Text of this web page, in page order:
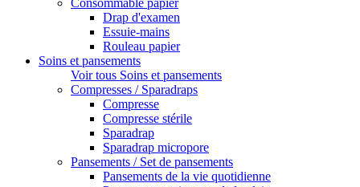
Consommable papier
Drap d'examen
Essuie-mains
Rouleau papier
Soins et pansements
Voir tous Soins et pansements
Compresses / Sparadraps
Compresse
Compresse stérile
Sparadrap
Sparadrap micropore
Pansements / Set de pansements
Pansements de la vie quotidienne